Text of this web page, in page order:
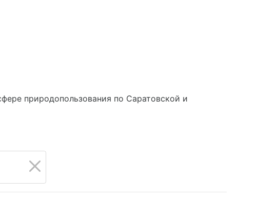
природопользования по Саратовской и